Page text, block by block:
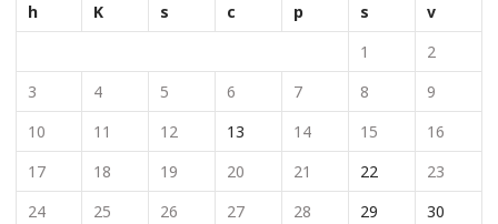
h
K s c p s
v
1
2
3
4 5 6 7 8
9
10
11 12 13 14 15
16
17
18 19 20 21 22
23
24
25 26 27 28 29
30